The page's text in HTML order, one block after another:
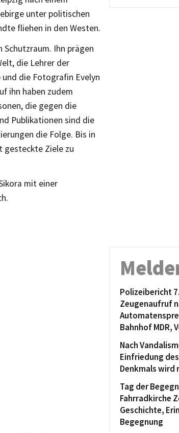
unter politischen
fliehen in den Westen.
Ihn prägen
die Lehrer der
und die Fotografin Evelyn
ihn haben zudem
die gegen die
Publikationen sind die
die Folge. Bis in
gesteckte Ziele zu
mit einer
Polizeibericht
Zeugenaufruf
Bahnhof MDR,
Nach
Einfriedung
Denkmals
Tag der
Fahrradkirche
Geschichte,
Begegnung